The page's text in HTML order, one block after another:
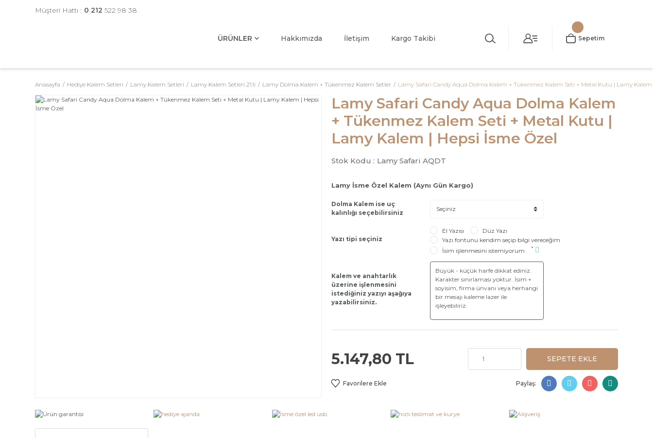
Müşteri Hattı : 0 212 522 98 38
ÜRÜNLER Hakkımızda İletişim Kargo Takibi Sepetim
Anasayfa Hediye Kalem Setleri Lamy Kalem Setleri Lamy Kalem Setleri 2\'li Lamy Dolma Kalem + Tükenmez Kalem Setler Lamy Safari Candy Aqua Dolma Kalem + Tükenmez Kalem Seti + Metal Kutu | Lamy Kalem
Lamy Safari Candy Aqua Dolma Kalem
+ Tükenmez Kalem Seti + Metal Kutu |
Lamy Kalem | Hepsi İsme Özel
Stok Kodu : Lamy Safari AQDT
Lamy İsme Özel Kalem (Aynı Gün Kargo)
Dolma Kalem ise uç
kalınlığı seçebilirsiniz
Yazı tipi seçiniz
El Yazısı
Düz Yazı
Yazı fontunu kendim seçip bilgi vereceğim
İsim işlenmesini istemiyorum
*
Kalem ve anahtarlık
üzerine işlenmesini
istediğiniz yazıyı aşağıya
yazabilirsiniz.
5.147,80 TL SEPETE EKLE
Paylaş: